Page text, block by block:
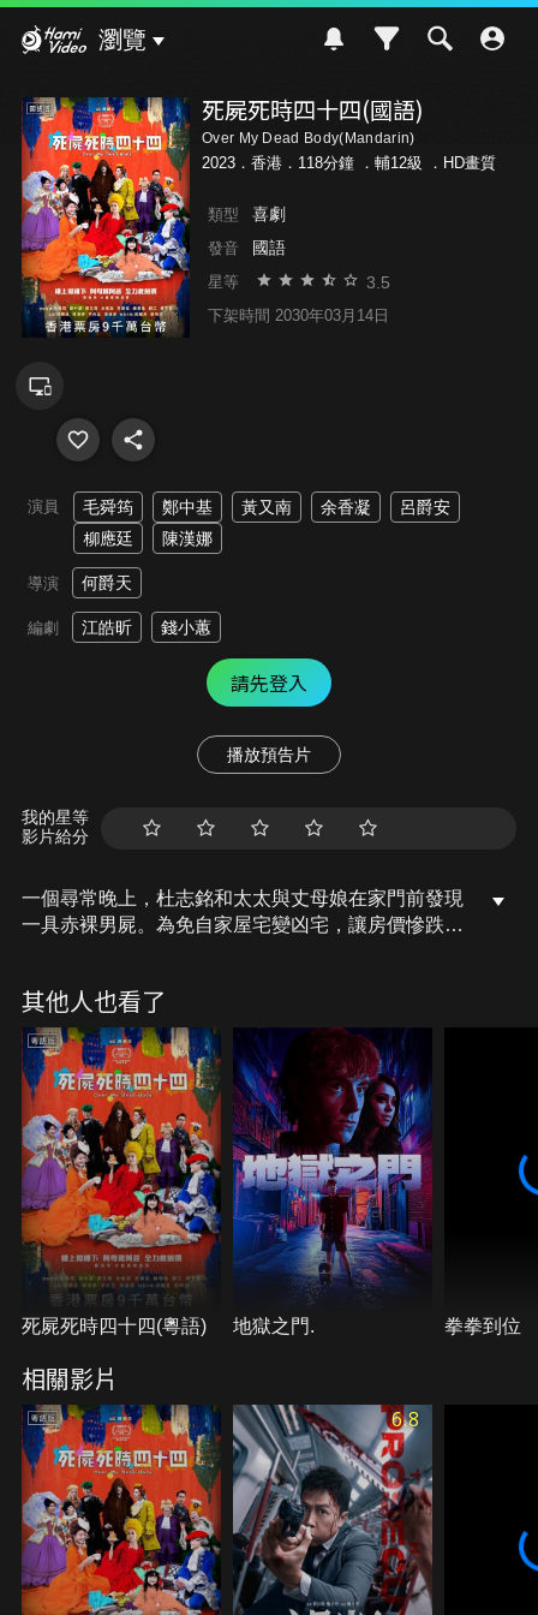
瀏覽
死屍死時四十四(國語)
Over My Dead Body(Mandarin)
2023．香港．118分鐘 ． 輔12級 ．HD畫質
類型 喜劇
發音 國語
星等 3.5
下架時間 2030年03月14日
演員 毛舜筠 鄭中基 黃又南 余香凝
呂爵安
柳應廷
陳漢娜
導演 何爵天
編劇 江皓昕 錢小蕙
請先登入
播放預告片
我的星等
影片給分
一個尋常晚上，杜志銘和太太與丈母娘在家門前發現
一具赤裸男屍。為免自家屋宅變凶宅，讓房價慘跌，
個神秘的吸菸女。十一個活人，為了一個死人，用盡
渾身解數，天亮前，他們只能求同存異，合作把屍體
運出大廈…
其他人也看了
死屍死時四十四(粵語) 地獄之門. 拳拳到位
相關影片
6.8